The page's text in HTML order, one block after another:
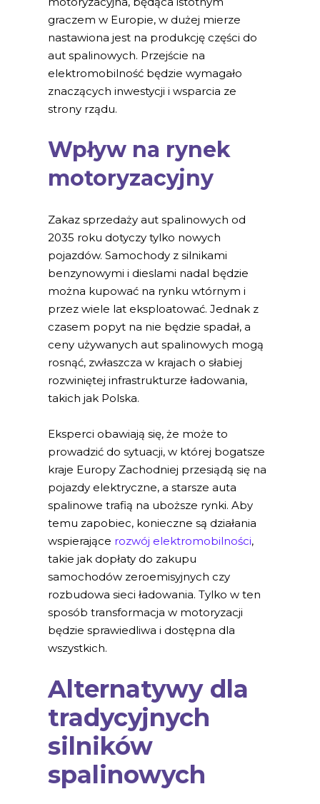
graczem w Europie, w dużej mierze
nastawiona jest na produkcję części do
aut spalinowych. Przejście na
elektromobilność będzie wymagało
znaczących inwestycji i wsparcia ze
strony rządu.
Wpływ na rynek
motoryzacyjny
Zakaz sprzedaży aut spalinowych od
2035 roku dotyczy tylko nowych
pojazdów. Samochody z silnikami
benzynowymi i dieslami nadal będzie
można kupować na rynku wtórnym i
przez wiele lat eksploatować. Jednak z
czasem popyt na nie będzie spadał, a
ceny używanych aut spalinowych mogą
rosnąć, zwłaszcza w krajach o słabiej
rozwiniętej infrastrukturze ładowania,
takich jak Polska.
Eksperci obawiają się, że może to
prowadzić do sytuacji, w której bogatsze
kraje Europy Zachodniej przesiądą się na
pojazdy elektryczne, a starsze auta
spalinowe trafią na uboższe rynki. Aby
temu zapobiec, konieczne są działania
wspierające rozwój elektromobilności,
takie jak dopłaty do zakupu
samochodów zeroemisyjnych czy
rozbudowa sieci ładowania. Tylko w ten
sposób transformacja w motoryzacji
będzie sprawiedliwa i dostępna dla
wszystkich.
Alternatywy dla
tradycyjnych
silników
spalinowych